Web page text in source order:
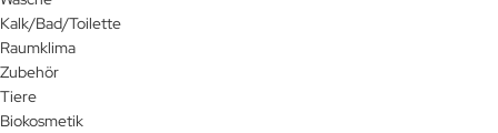
Kalk/Bad/Toilette
Raumklima
Zubehör
Tiere
Biokosmetik